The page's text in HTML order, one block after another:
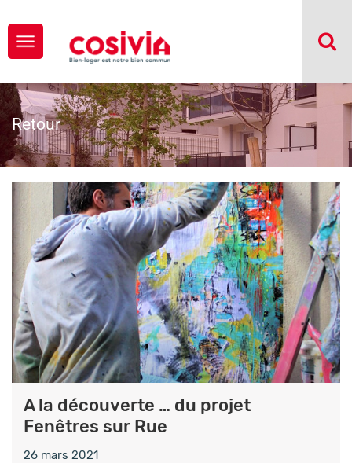
Retour
A la découverte … du projet
Fenêtres sur Rue
26 mars 2021